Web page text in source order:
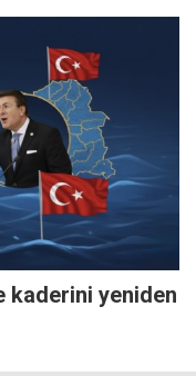
kaderini yeniden